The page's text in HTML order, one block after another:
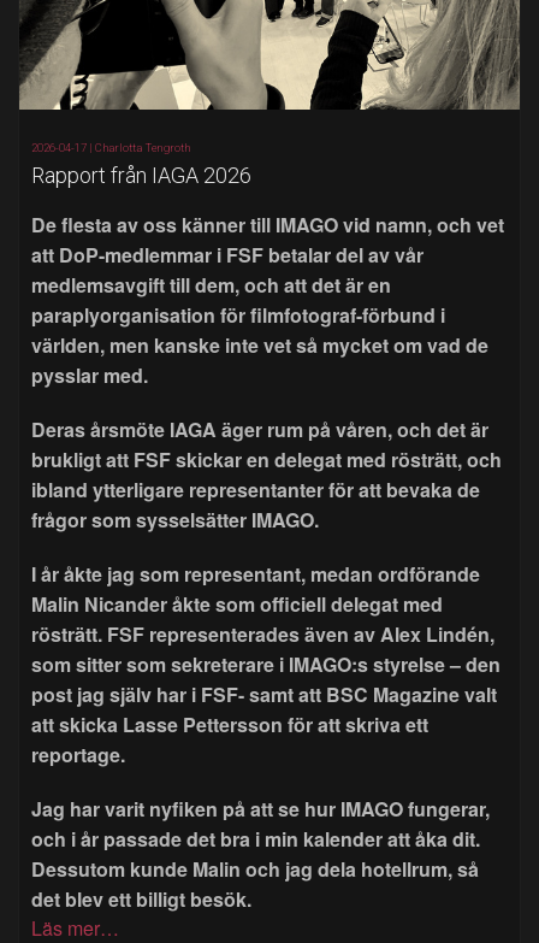
2026-04-17 | Charlotta Tengroth
Rapport från IAGA 2026
De flesta av oss känner till IMAGO vid namn, och vet
att DoP-medlemmar i FSF betalar del av vår
medlemsavgift till dem, och att det är en
paraplyorganisation för filmfotograf-förbund i
världen, men kanske inte vet så mycket om vad de
pysslar med.
Deras årsmöte IAGA äger rum på våren, och det är
brukligt att FSF skickar en delegat med rösträtt, och
ibland ytterligare representanter för att bevaka de
frågor som sysselsätter IMAGO.
I år åkte jag som representant, medan ordförande
Malin Nicander åkte som officiell delegat med
rösträtt. FSF representerades även av Alex Lindén,
som sitter som sekreterare i IMAGO:s styrelse – den
post jag själv har i FSF- samt att BSC Magazine valt
att skicka Lasse Pettersson för att skriva ett
reportage.
Jag har varit nyfiken på att se hur IMAGO fungerar,
och i år passade det bra i min kalender att åka dit.
Dessutom kunde Malin och jag dela hotellrum, så
det blev ett billigt besök.
Läs mer…